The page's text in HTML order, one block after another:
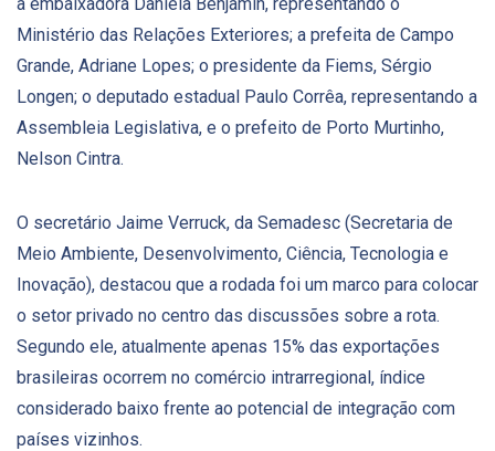
Ministério das Relações Exteriores; a prefeita de Campo
Grande, Adriane Lopes; o presidente da Fiems, Sérgio
Longen; o deputado estadual Paulo Corrêa, representando a
Assembleia Legislativa, e o prefeito de Porto Murtinho,
Nelson Cintra.
O secretário Jaime Verruck, da Semadesc (Secretaria de
Meio Ambiente, Desenvolvimento, Ciência, Tecnologia e
Inovação), destacou que a rodada foi um marco para colocar
o setor privado no centro das discussões sobre a rota.
Segundo ele, atualmente apenas 15% das exportações
brasileiras ocorrem no comércio intrarregional, índice
considerado baixo frente ao potencial de integração com
países vizinhos.